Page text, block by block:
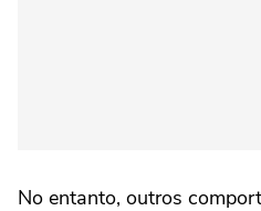
No entanto, outros